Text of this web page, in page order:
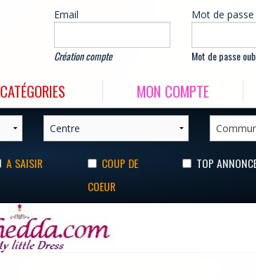
Email Mot de passe
Création compte Mot de passe
CATÉGORIES MON COMPTE
A SAISIR
COUP DE
COEUR
TOP